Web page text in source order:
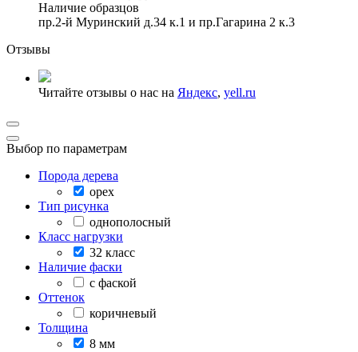
Наличие образцов
пр.2-й Муринский д.34 к.1 и пр.Гагарина 2 к.3
Отзывы
Читайте отзывы о нас на Яндекс, yell.ru
Выбор по параметрам
Порода дерева
орех
Тип рисунка
однополосный
Класс нагрузки
32 класс
Наличие фаски
с фаской
Оттенок
коричневый
Толщина
8 мм